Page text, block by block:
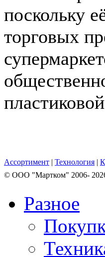
поскольку
торговых
Ассортимент | Технология |
© OOO "Мартком" 2006-
Разное